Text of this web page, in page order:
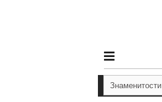
Знаменитости